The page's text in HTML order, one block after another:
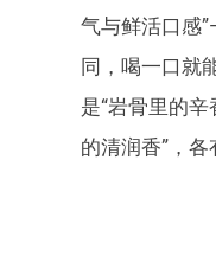
气与鲜活口感
同，喝一口就
是“岩骨里的辛
的清润香”，各